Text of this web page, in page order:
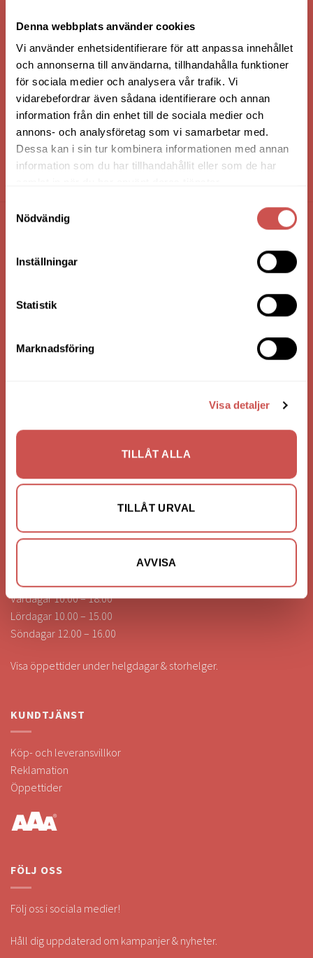
Denna webbplats använder cookies
Vi använder enhetsidentifierare för att anpassa innehållet
och annonserna till användarna, tillhandahålla funktioner
för sociala medier och analysera vår trafik. Vi
vidarebefordrar även sådana identifierare och annan
information från din enhet till de sociala medier och
annons- och analysföretag som vi samarbetar med.
Dessa kan i sin tur kombinera informationen med annan
information som du har tillhandahållit eller som de har
Nödvändig
Inställningar
Statistik
Marknadsföring
Visa detaljer
TILLÅT ALLA
TILLÅT URVAL
AVVISA
Nilssons Möbler i Lammhult
363 44 Lammhult
Bankgiro: 275-4836
info@nilssonsilammhult.se
Kundtjänst
Vardagar 10.00 – 18.00
Lördagar 10.00 – 15.00
Söndagar 12.00 – 16.00
Visa öppettider under helgdagar & storhelger.
KUNDTJÄNST
Köp- och leveransvillkor
Reklamation
Öppettider
FÖLJ OSS
Följ oss i sociala medier!
Håll dig uppdaterad om kampanjer & nyheter.